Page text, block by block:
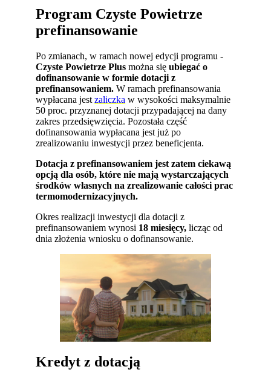
Program Czyste Powietrze
prefinansowanie
Po zmianach, w ramach nowej edycji programu -
Czyste Powietrze Plus można sięubiegać o
dofinansowanie w formie dotacji z
prefinansowaniem. W ramach prefinansowania
wypłacana jestzaliczka w wysokości maksymalnie
50 proc. przyznanej dotacji przypadającej na dany
zakres przedsięwzięcia. Pozostała część
dofinansowania wypłacana jest już po
zrealizowaniu inwestycji przez beneficjenta.
Dotacja z prefinansowaniem jest zatem ciekawą
opcją dla osób, które nie mają wystarczających
środków własnych na zrealizowanie całości prac
termomodernizacyjnych.
Okres realizacji inwestycji dla dotacji z
prefinansowaniem wynosi 18 miesięcy, licząc od
dnia złożenia wniosku o dofinansowanie.
Kredyt z dotacją